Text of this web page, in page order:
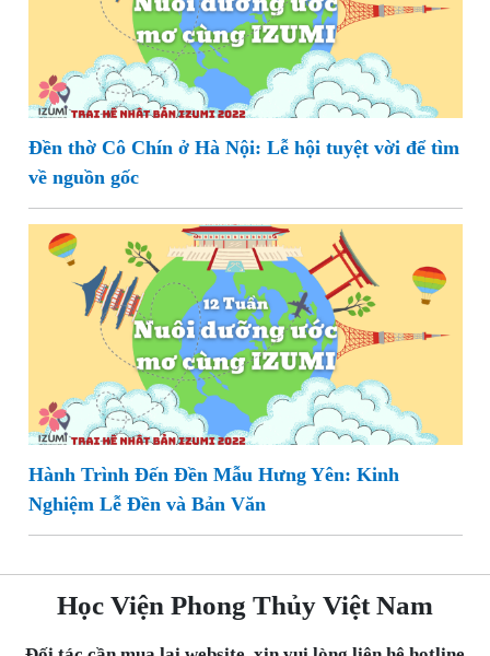
Đền thờ Cô Chín ở Hà Nội: Lễ hội tuyệt vời để tìm
về nguồn gốc
Hành Trình Đến Đền Mẫu Hưng Yên: Kinh
Nghiệm Lễ Đền và Bản Văn
Học Viện Phong Thủy Việt Nam